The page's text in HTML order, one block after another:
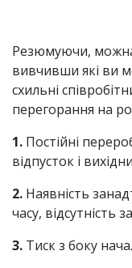
Резюмуючи, можна
вивчивши які ви
схильні
перегорання на
1. Постійні
відпусток і
2. Наявність
часу, відсутність
3. Тиск з боку